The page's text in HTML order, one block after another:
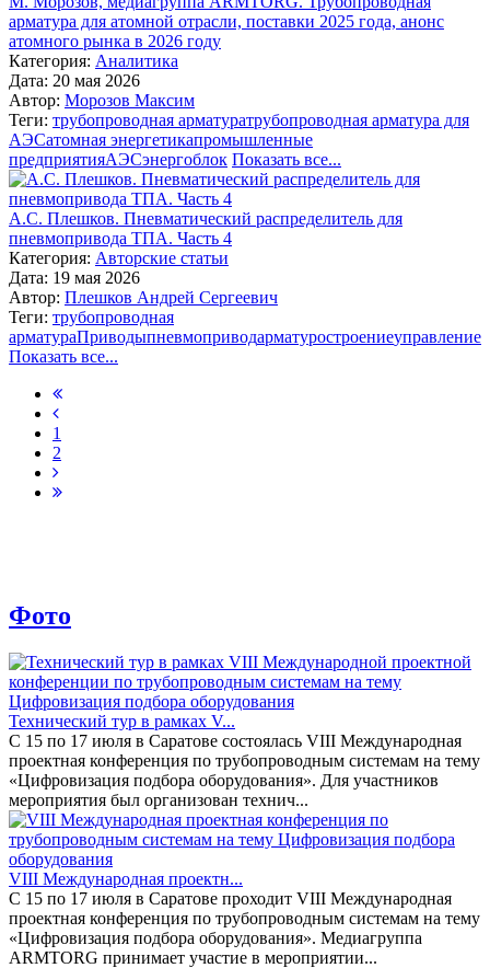
арматура для атомной отрасли, поставки 2025 года, анонс
атомного рынка в 2026 году
Категория: Аналитика
Дата: 20 мая 2026
Автор: Морозов Максим
Теги: трубопроводная арматуратрубопроводная арматура для
АЭСатомная энергетикапромышленные
предприятияАЭСэнергоблок Показать все...
А.С. Плешков. Пневматический распределитель для
пневмопривода ТПА. Часть 4
Категория: Авторские статьи
Дата: 19 мая 2026
Автор: Плешков Андрей Сергеевич
Теги: трубопроводная
арматураПриводыпневмоприводарматуростроениеуправление
Показать все...
1
2
Фото
Технический тур в рамках V...
С 15 по 17 июля в Саратове состоялась VIII Международная
проектная конференция по трубопроводным системам на тему
«Цифровизация подбора оборудования». Для участников
мероприятия был организован технич...
VIII Международная проектн...
С 15 по 17 июля в Саратове проходит VIII Международная
проектная конференция по трубопроводным системам на тему
«Цифровизация подбора оборудования». Медиагруппа
ARMTORG принимает участие в мероприятии...